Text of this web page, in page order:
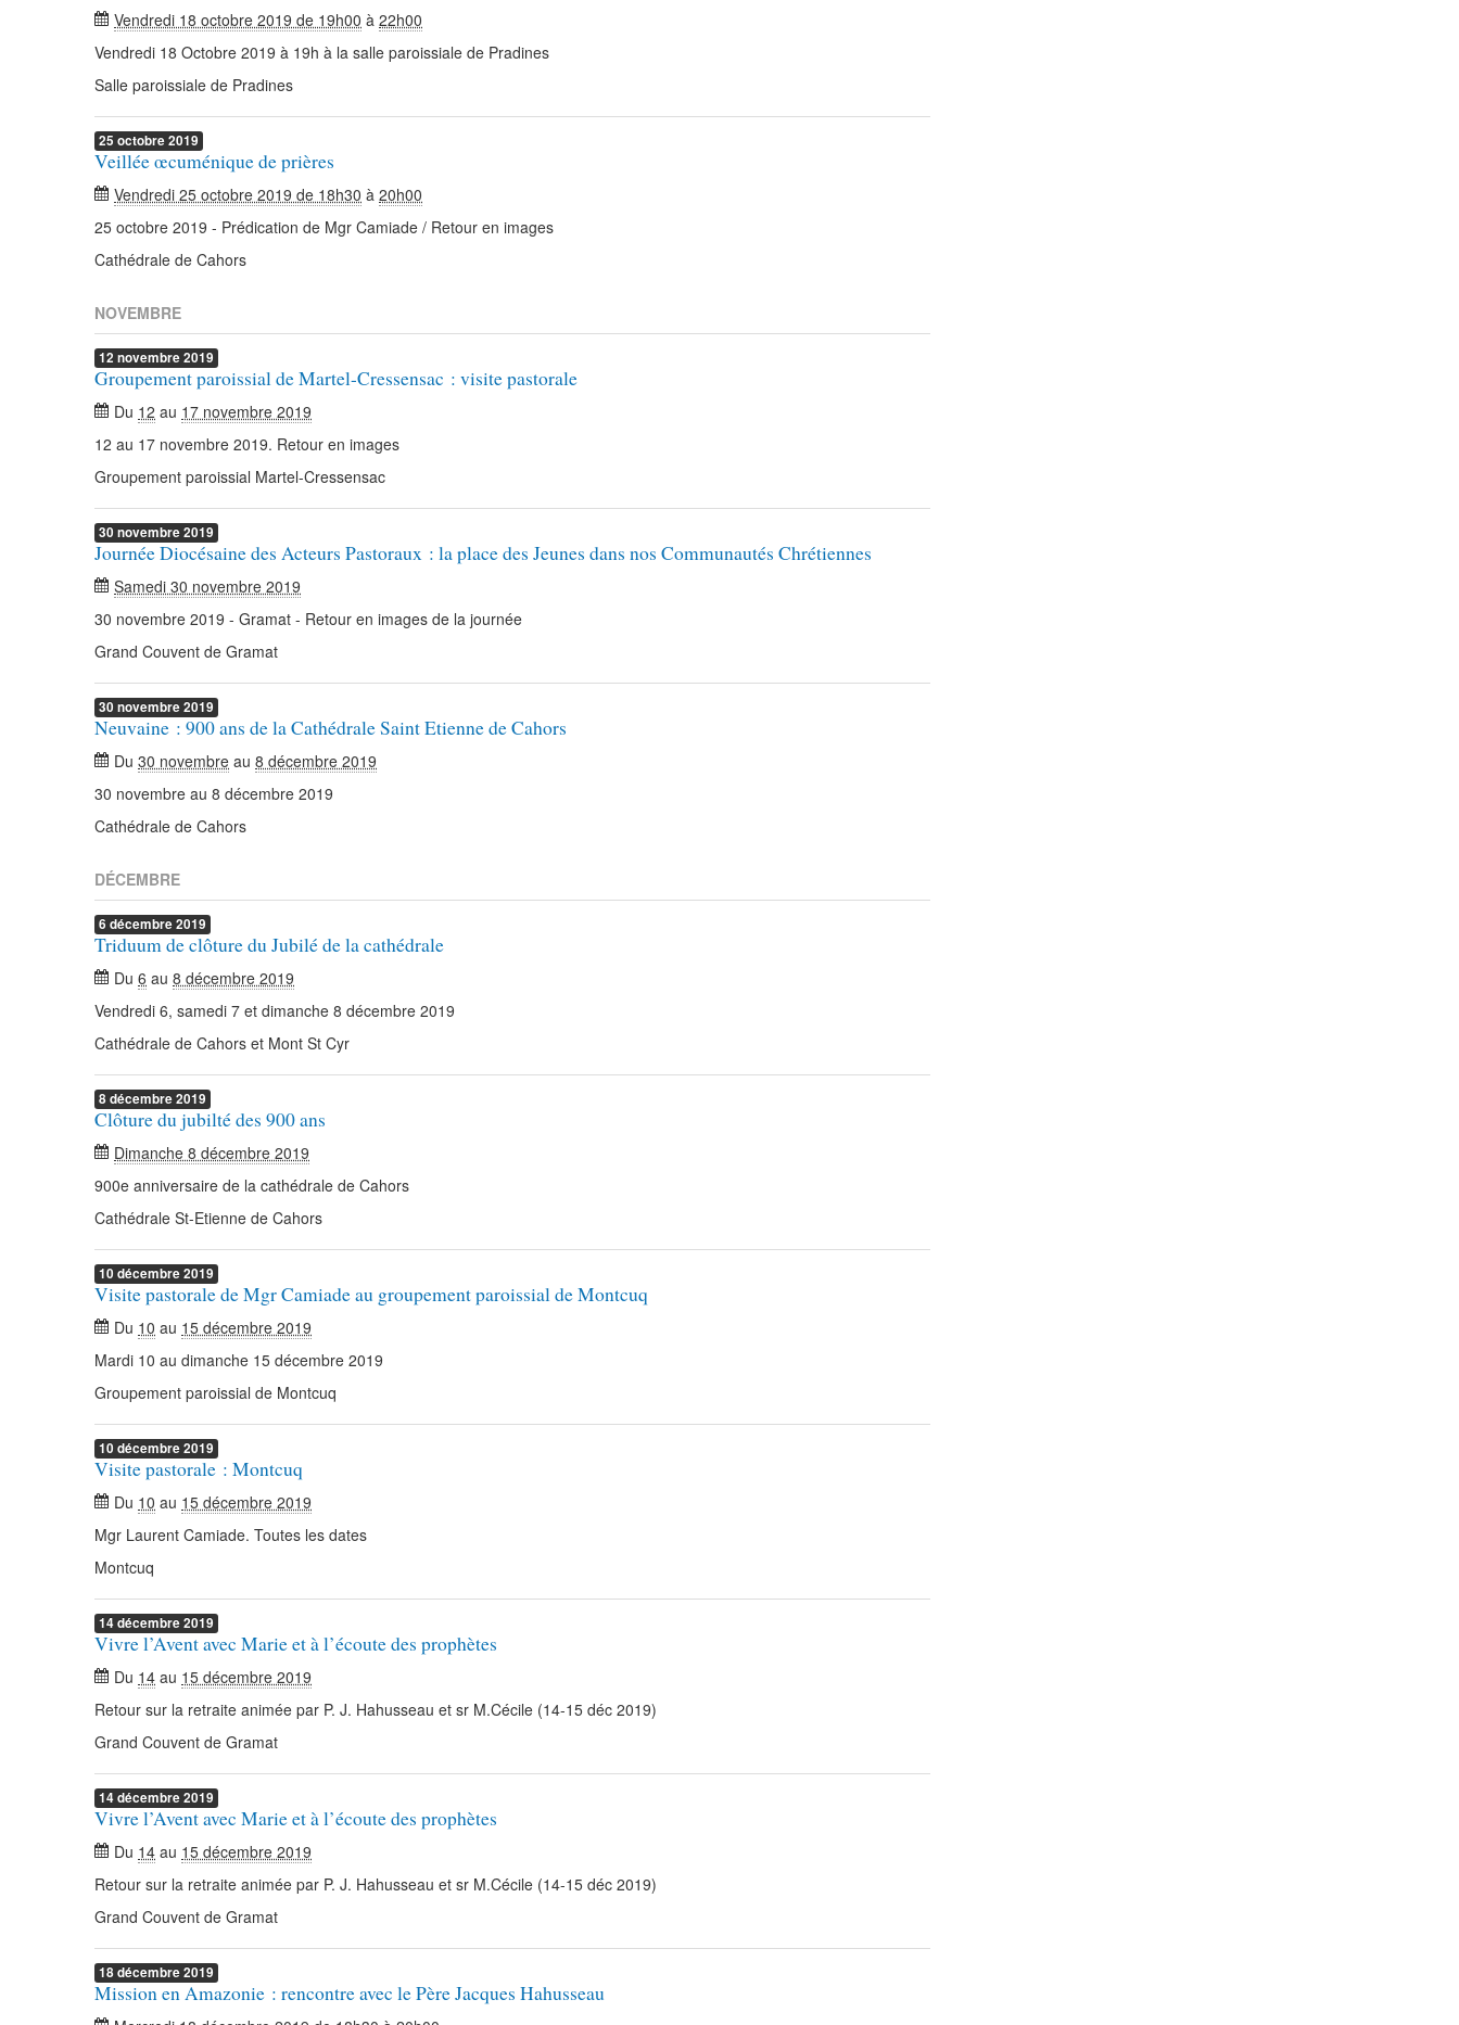
Vendredi 18 octobre 2019 de 19h00 à 22h00
Vendredi 18 Octobre 2019 à 19h à la salle paroissiale de Pradines
Salle paroissiale de Pradines
25 octobre2019
Veillée œcuménique de prières
Vendredi 25 octobre 2019 de 18h30 à 20h00
25 octobre 2019 - Prédication de Mgr Camiade / Retour en images
Cathédrale de Cahors
NOVEMBRE
12 novembre2019
Groupement paroissial de Martel-Cressensac : visite pastorale
Du 12 au 17 novembre 2019
12 au 17 novembre 2019. Retour en images
Groupement paroissial Martel-Cressensac
30 novembre2019
Journée Diocésaine des Acteurs Pastoraux : la place des Jeunes dans nos Communautés Chrétiennes
Samedi 30 novembre 2019
30 novembre 2019 - Gramat - Retour en images de la journée
Grand Couvent de Gramat
30 novembre2019
Neuvaine : 900 ans de la Cathédrale Saint Etienne de Cahors
Du 30 novembre au 8 décembre 2019
30 novembre au 8 décembre 2019
Cathédrale de Cahors
DÉCEMBRE
6 décembre2019
Triduum de clôture du Jubilé de la cathédrale
Du 6 au 8 décembre 2019
Vendredi 6, samedi 7 et dimanche 8 décembre 2019
Cathédrale de Cahors et Mont St Cyr
8décembre2019
Clôture du jubilté des 900 ans
Dimanche 8 décembre 2019
900e anniversaire de la cathédrale de Cahors
Cathédrale St-Etienne de Cahors
10 décembre2019
Visite pastorale de Mgr Camiade au groupement paroissial de Montcuq
Du 10 au 15 décembre 2019
Mardi 10 au dimanche 15 décembre 2019
Groupement paroissial de Montcuq
10 décembre2019
Visite pastorale : Montcuq
Du 10 au 15 décembre 2019
Mgr Laurent Camiade. Toutes les dates
Montcuq
14décembre2019
Vivre l’Avent avec Marie et à l’écoute des prophètes
Du 14 au 15 décembre 2019
Retour sur la retraite animée par P. J. Hahusseau et sr M.Cécile (14-15 déc 2019)
Grand Couvent de Gramat
14décembre2019
Vivre l’Avent avec Marie et à l’écoute des prophètes
Du 14 au 15 décembre 2019
Retour sur la retraite animée par P. J. Hahusseau et sr M.Cécile (14-15 déc 2019)
Grand Couvent de Gramat
18décembre2019
Mission en Amazonie : rencontre avec le Père Jacques Hahusseau